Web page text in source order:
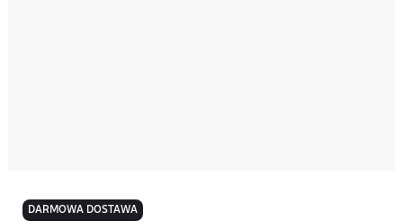
DARMOWA DOSTAWA